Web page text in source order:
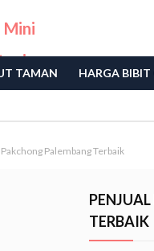
Mini
TAMAN HARGA
Palembang Terbaik
TERBAIK